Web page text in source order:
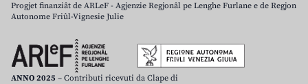
Progjet finanziât de ARLeF - Agjenzie Regjonâl pe Lenghe Furlane e de Regjon
Autonome Friûl-Vignesie Julie
ANNO 2025 – Contributi ricevuti da Clape di